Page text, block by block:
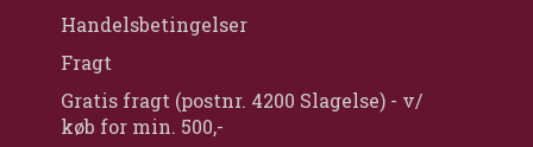
Handelsbetingelser
Fragt
Gratis fragt (postnr. 4200 Slagelse) - v/
køb for min. 500,-